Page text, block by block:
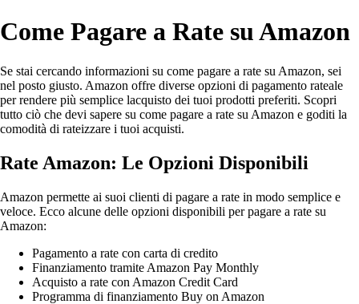
Come Pagare a Rate su Amazon
Se stai cercando informazioni su come pagare a rate su Amazon, sei
nel posto giusto. Amazon offre diverse opzioni di pagamento rateale
per rendere più semplice lacquisto dei tuoi prodotti preferiti. Scopri
tutto ciò che devi sapere su come pagare a rate su Amazon e goditi la
comodità di rateizzare i tuoi acquisti.
Rate Amazon: Le Opzioni Disponibili
Amazon permette ai suoi clienti di pagare a rate in modo semplice e
veloce. Ecco alcune delle opzioni disponibili per pagare a rate su
Amazon:
Pagamento a rate con carta di credito
Finanziamento tramite Amazon Pay Monthly
Acquisto a rate con Amazon Credit Card
Programma di finanziamento Buy on Amazon